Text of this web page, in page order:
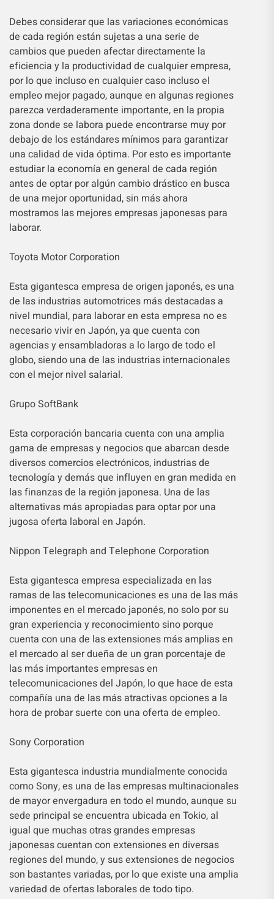
Debes considerar que las variaciones económicas
de cada región están sujetas a una serie de
cambios que pueden afectar directamente la
eficiencia y la productividad de cualquier empresa,
por lo que incluso en cualquier caso incluso el
empleo mejor pagado, aunque en algunas regiones
parezca verdaderamente importante, en la propia
zona donde se labora puede encontrarse muy por
debajo de los estándares mínimos para garantizar
una calidad de vida óptima. Por esto es importante
estudiar la economía en general de cada región
antes de optar por algún cambio drástico en busca
de una mejor oportunidad, sin más ahora
mostramos las mejores empresas japonesas para
laborar.
Toyota Motor Corporation
Esta gigantesca empresa de origen japonés, es una
de las industrias automotrices más destacadas a
nivel mundial, para laborar en esta empresa no es
necesario vivir en Japón, ya que cuenta con
agencias y ensambladoras a lo largo de todo el
globo, siendo una de las industrias internacionales
con el mejor nivel salarial.
Grupo SoftBank
Esta corporación bancaria cuenta con una amplia
gama de empresas y negocios que abarcan desde
diversos comercios electrónicos, industrias de
tecnología y demás que influyen en gran medida en
las finanzas de la región japonesa. Una de las
alternativas más apropiadas para optar por una
jugosa oferta laboral en Japón.
Nippon Telegraph and Telephone Corporation
Esta gigantesca empresa especializada en las
ramas de las telecomunicaciones es una de las más
imponentes en el mercado japonés, no solo por su
gran experiencia y reconocimiento sino porque
cuenta con una de las extensiones más amplias en
el mercado al ser dueña de un gran porcentaje de
las más importantes empresas en
telecomunicaciones del Japón, lo que hace de esta
compañía una de las más atractivas opciones a la
hora de probar suerte con una oferta de empleo.
Sony Corporation
Esta gigantesca industria mundialmente conocida
como Sony, es una de las empresas multinacionales
de mayor envergadura en todo el mundo, aunque su
sede principal se encuentra ubicada en Tokio, al
igual que muchas otras grandes empresas
japonesas cuentan con extensiones en diversas
regiones del mundo, y sus extensiones de negocios
son bastantes variadas, por lo que existe una amplia
variedad de ofertas laborales de todo tipo.